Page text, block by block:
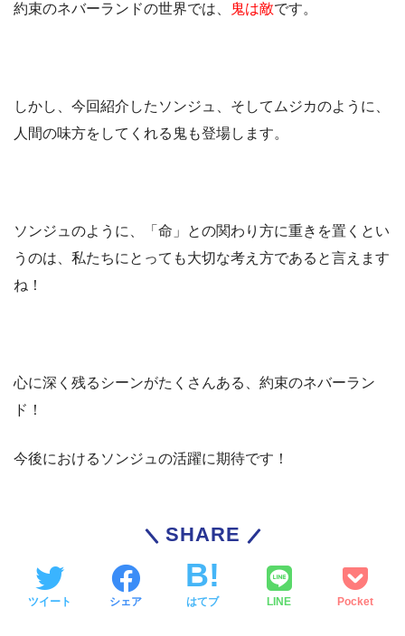
約束のネバーランドの世界では、 鬼は敵です。
しかし、今回紹介したソンジュ、そしてムジカのように、
人間の味方をしてくれる鬼も登場します。
ソンジュのように、「命」との関わり方に重きを置くとい
うのは、私たちにとっても大切な考え方であると言えます
ね！
心に深く残るシーンがたくさんある、約束のネバーラン
ド！
今後におけるソンジュの活躍に期待です！
SHARE
ツイート シェア はてブ LINE Pocket